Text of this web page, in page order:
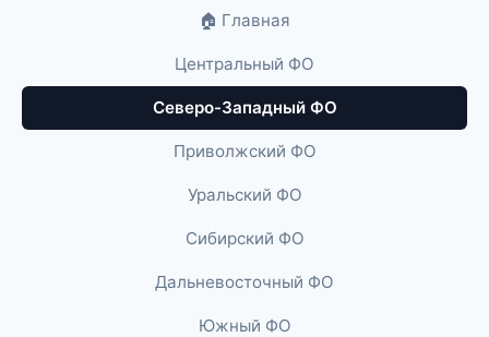
🏠 Главная
Центральный ФО
Северо-Западный ФО
Приволжский ФО
Уральский ФО
Сибирский ФО
Дальневосточный ФО
Южный ФО